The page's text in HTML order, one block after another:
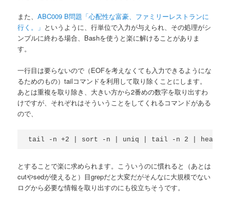
また、ABC009 B問題「心配性な富豪、ファミリーレストランに
行く。」 というように、行単位で入力が与えられ、その処理がシ
ンプルに終わる場合、Bashを使うと楽に解けることがありま
す。
一行目は要らないので（EOFを考えなくても入力できるようにな
るためのもの）tailコマンドを利用して取り除くことにします。
あとは重複を取り除き、大きい方から2番めの数字を取り出すわ
けですが、それぞれはそういうことをしてくれるコマンドがある
ので、
とすることで楽に求められます。こういうのに慣れると（あとは
cutやsedが使えると）目grepだと大変だがそんなに大規模でない
ログから必要な情報を取り出すのにも役立ちそうです。